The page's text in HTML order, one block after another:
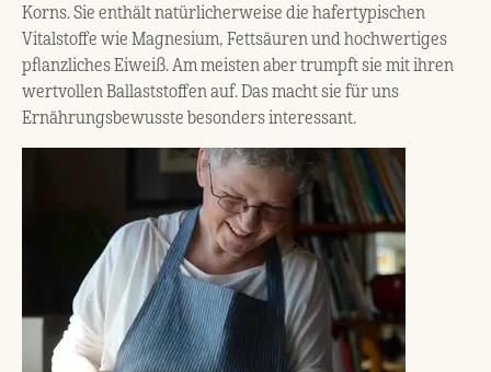
Korns. Sie enthält natürlicherweise die hafertypischen
Vitalstoffe wie Magnesium, Fettsäuren und hochwertiges
pflanzliches Eiweiß. Am meisten aber trumpft sie mit ihren
wertvollen Ballaststoffen auf. Das macht sie für uns
Ernährungsbewusste besonders interessant.